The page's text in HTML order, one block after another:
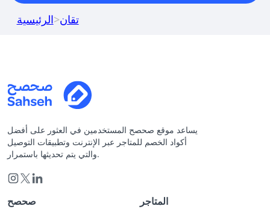
الرئيسية>تقان
يساعد موقع صحصح المستخدمين في العثور على أفضل
أكواد الخصم للمتاجر عبر الإنترنت وتطبيقات التوصيل
والتي يتم تحديثها باستمرار.
صحصح المتاجر